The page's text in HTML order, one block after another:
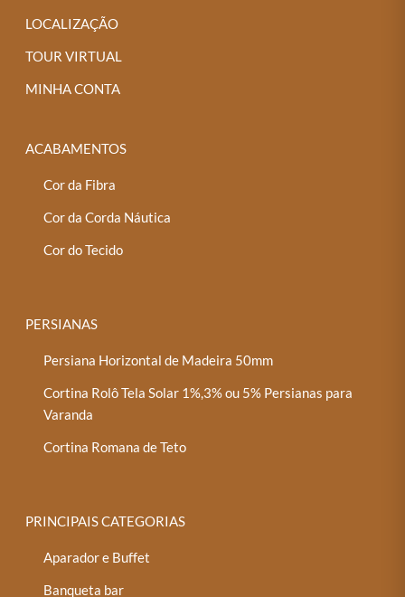
LOCALIZAÇÃO
TOUR VIRTUAL
MINHA CONTA
ACABAMENTOS
Cor da Fibra
Cor da Corda Náutica
Cor do Tecido
PERSIANAS
Persiana Horizontal de Madeira 50mm
Cortina Rolô Tela Solar 1%,3% ou 5% Persianas para
Varanda
Cortina Romana de Teto
PRINCIPAIS CATEGORIAS
Aparador e Buffet
Banqueta bar